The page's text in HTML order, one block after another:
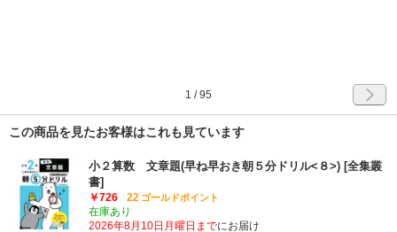
1 /95
この商品を見たお客様はこれも見ています
小２算数 文章題(早ね早おき朝５分ドリル<８>) [全集叢
書]
￥726 22 ゴールドポイント
在庫あり
2026年8月10日月曜日までにお届け